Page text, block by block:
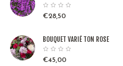
€28,50
BOUQUET VARIÉ TON ROSE
€45,00